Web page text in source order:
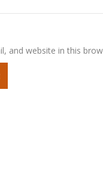
and website in this